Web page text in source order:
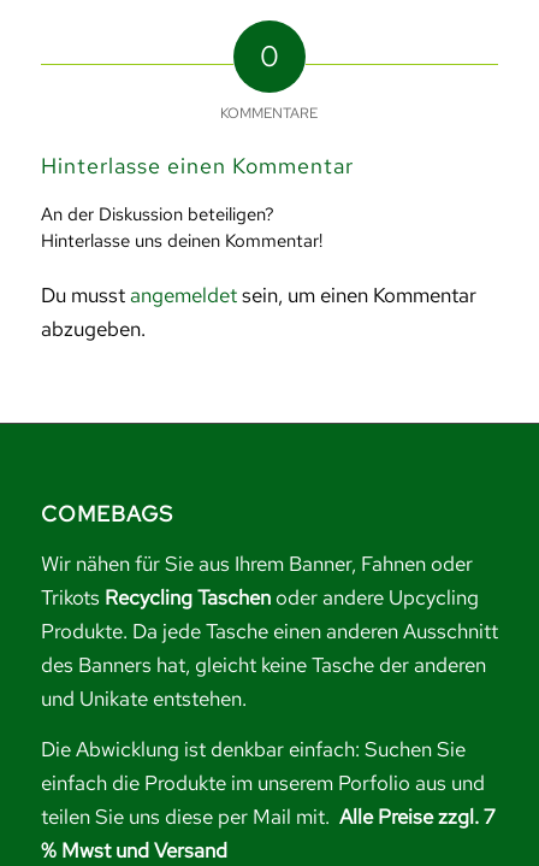
0
KOMMENTARE
Hinterlasse einen Kommentar
An der Diskussion beteiligen?
Hinterlasse uns deinen Kommentar!
Du musstangemeldetsein, um einen Kommentar
abzugeben.
COMEBAGS
Wir nähen für Sie aus Ihrem Banner, Fahnen oder
Trikots Recycling Taschenoder andere Upcycling
Produkte. Da jede Tasche einen anderen Ausschnitt
des Banners hat, gleicht keine Tasche der anderen
und Unikate entstehen.
Die Abwicklung ist denkbar einfach: Suchen Sie
einfach die Produkte im unserem Porfolio aus und
teilen Sie uns diese per Mail mit. Alle Preise zzgl. 7
% Mwst und Versand